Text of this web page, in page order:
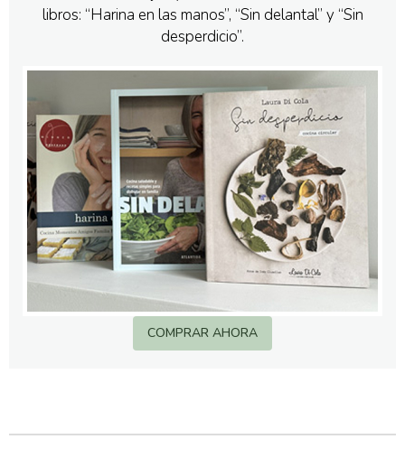
libros: “Harina en las manos”, “Sin delantal” y “Sin
desperdicio”.
COMPRAR AHORA